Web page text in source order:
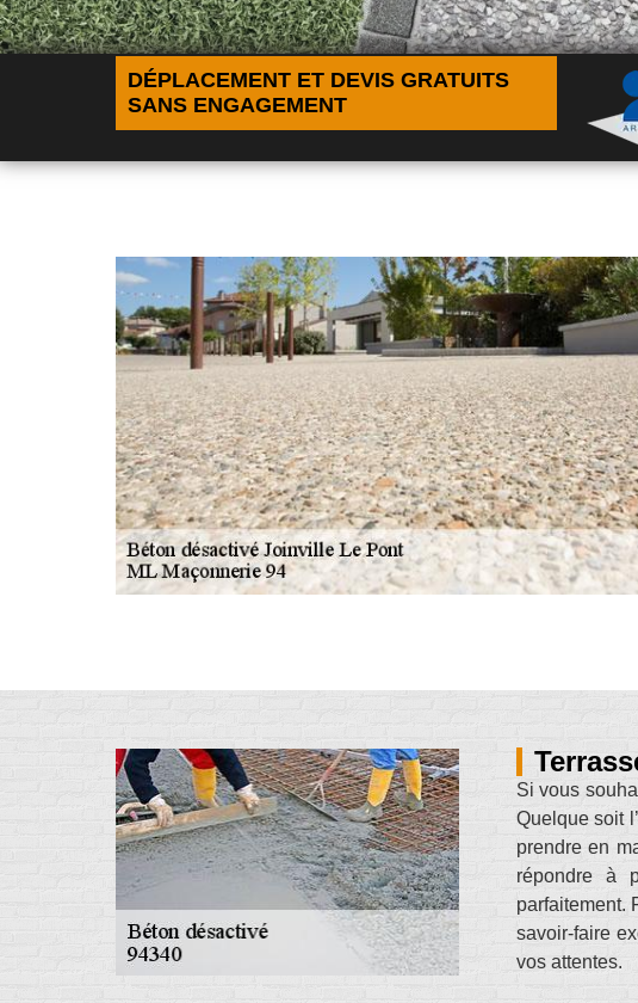
DÉPLACEMENT ET DEVIS GRATUITS
SANS ENGAGEMENT
Si vous
Quelque soit
prendre en
répondre à
parfaitement.
savoir-faire
vos attentes.